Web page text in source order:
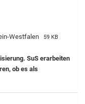
Westfalen 59 KB
SuS erarbeiten
ob es als